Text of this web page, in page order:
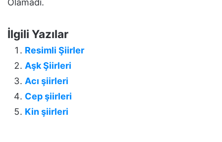
Olamadı.
İlgili Yazılar
Resimli Şiirler
Aşk Şiirleri
Acı şiirleri
Cep şiirleri
Kin şiirleri